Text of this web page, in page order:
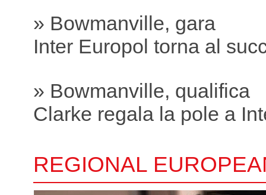
» Bowmanville, gara
Inter Europol torna al
» Bowmanville, qualifica
Clarke regala la pole a
REGIONAL